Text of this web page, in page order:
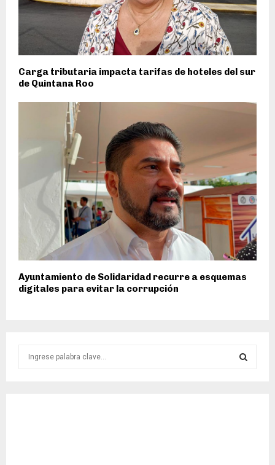
Carga tributaria impacta tarifas de hoteles del sur
de Quintana Roo
Ayuntamiento de Solidaridad recurre a esquemas
digitales para evitar la corrupción